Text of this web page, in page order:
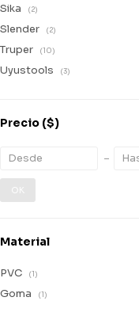
Sika (2)
Slender (2)
Truper (10)
Uyustools (3)
Precio ($)
OK
Material
PVC (1)
Goma (1)